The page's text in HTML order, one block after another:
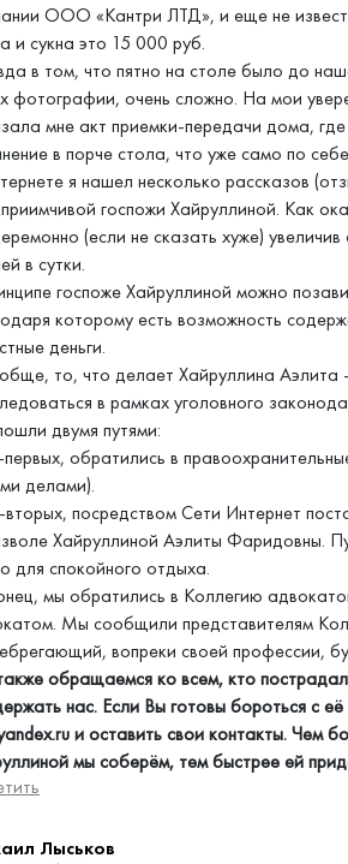
ООО «Кантри ЛТД», и еще не
и сукна это 15 000 руб.
в том, что пятно на столе было до
фотографии, очень сложно. На мои
мне акт приемки-передачи дома,
в порче стола, что уже само по
я нашел несколько рассказов
госпожи Хайруллиной. Как
(если не сказать хуже)
в сутки.
госпоже Хайруллиной можно
которому есть возможность
деньги.
то, что делает Хайруллина
в рамках уголовного
двумя путями:
обратились в
делами).
посредством Сети Интернет
Хайруллиной Аэлиты Фаридовны.
для спокойного отдыха.
мы обратились в Коллегию
Мы сообщили представителям
вопреки своей профессии,
обращаемся ко всем, кто
нас. Если Вы готовы бороться с
и оставить свои контакты. Чем
мы соберём, тем быстрее ей
Лыськов